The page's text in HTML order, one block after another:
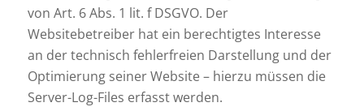
von Art. 6 Abs. 1 lit. f DSGVO. Der
Websitebetreiber hat ein berechtigtes Interesse
an der technisch fehlerfreien Darstellung und der
Optimierung seiner Website – hierzu müssen die
Server-Log-Files erfasst werden.